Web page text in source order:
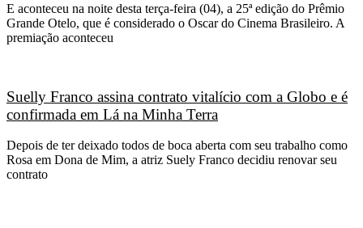
E aconteceu na noite desta terça-feira (04), a 25ª edição do Prêmio
Grande Otelo, que é considerado o Oscar do Cinema Brasileiro. A
premiação aconteceu
Suelly Franco assina contrato vitalício com a Globo e é
confirmada em Lá na Minha Terra
Depois de ter deixado todos de boca aberta com seu trabalho como
Rosa em Dona de Mim, a atriz Suely Franco decidiu renovar seu
contrato